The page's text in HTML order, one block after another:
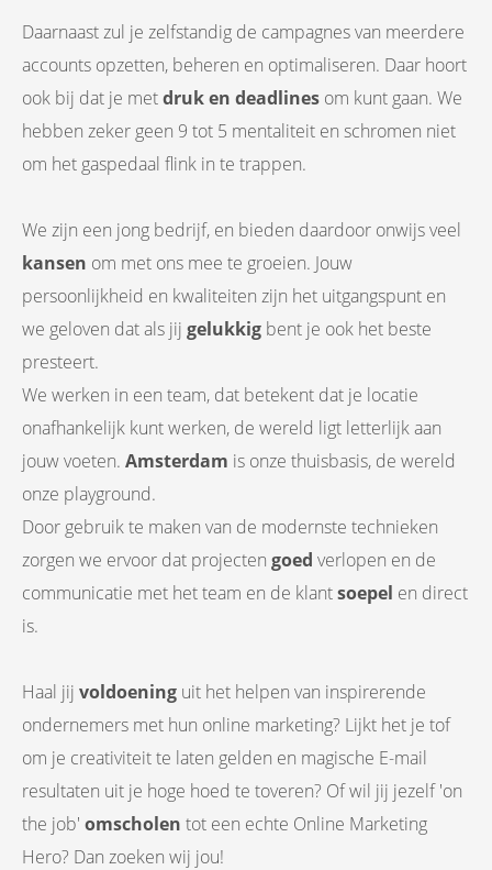
Daarnaast zul je zelfstandig de campagnes van meerdere
accounts opzetten, beheren en optimaliseren. Daar hoort
ook bij dat je metdruk en deadlines om kunt gaan. We
hebben zeker geen 9 tot 5 mentaliteit en schromen niet
om het gaspedaal flink in te trappen.
We zijn een jong bedrijf, en bieden daardoor onwijs veel
kansen om met ons mee te groeien. Jouw
persoonlijkheid en kwaliteiten zijn het uitgangspunt en
we geloven dat als jij gelukkig bent je ook het beste
presteert.
We werken in een team, dat betekent dat je locatie
onafhankelijk kunt werken, de wereld ligt letterlijk aan
jouw voeten. Amsterdam is onze thuisbasis, de wereld
onze playground.
Door gebruik te maken van de modernste technieken
zorgen we ervoor dat projecten goed verlopen en de
communicatie met het team en de klantsoepel en direct
is.
Haal jij voldoening uit het helpen van inspirerende
ondernemers met hun online marketing? Lijkt het je tof
om je creativiteit te laten gelden en magische E-mail
resultaten uit je hoge hoed te toveren? Of wil jij jezelf 'on
the job' omscholen tot een echte Online Marketing
Hero? Dan zoeken wij jou!